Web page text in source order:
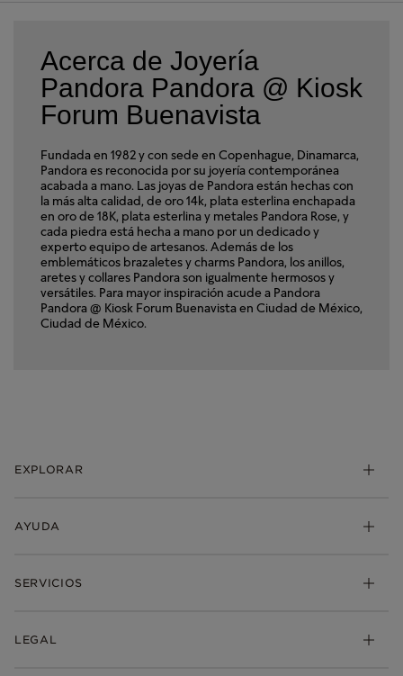
Acerca de Joyería
Pandora Pandora @ Kiosk
Forum Buenavista
Fundada en 1982 y con sede en Copenhague, Dinamarca,
Pandora es reconocida por su joyería contemporánea
acabada a mano. Las joyas de Pandora están hechas con
la más alta calidad, de oro 14k, plata esterlina enchapada
en oro de 18K, plata esterlina y metales Pandora Rose, y
cada piedra está hecha a mano por un dedicado y
experto equipo de artesanos. Además de los
emblemáticos brazaletes y charms Pandora, los anillos,
aretes y collares Pandora son igualmente hermosos y
versátiles. Para mayor inspiración acude a Pandora
Pandora @ Kiosk Forum Buenavista en Ciudad de México,
Ciudad de México.
EXPLORAR
Aretes
Colecciones
AYUDA
Preguntas Frecuentes
SERVICIOS
LEGAL